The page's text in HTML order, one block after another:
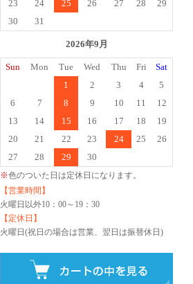
23
24 25 26 27 28
29
30
31
2026年9月
Sun Mon Tue Wed Thu Fri
Sat
1
2 3 4
5
6
7 8 9 10 11
12
13
14 15 16 17 18
19
20
21 22 23 24 25
26
27
28 29 30
※色のついた日は定休日になります。
【営業時間】
火曜日以外10：00～19：30
【定休日】
火曜日(祝日の場合は営業、翌日は振替休日)